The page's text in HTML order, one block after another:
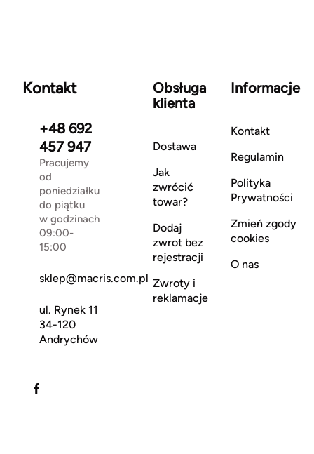
Kontakt
+48 692
457 947
Pracujemy
od
poniedziałku
do piątku
w godzinach
09:00-
15:00
sklep@macris.com.pl
ul. Rynek 11
34-120
Andrychów
Obsługa
klienta
Dostawa
Jak
zwrócić
towar?
Dodaj
zwrot bez
rejestracji
Zwroty i
reklamacje
Informacje
Kontakt
Regulamin
Polityka
Prywatności
Zmień zgody
cookies
O nas